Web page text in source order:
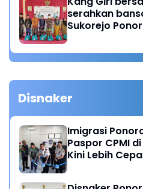
serahkan
Sukorejo
Disnaker
Imigrasi
Paspor CPMI
Kini Lebih